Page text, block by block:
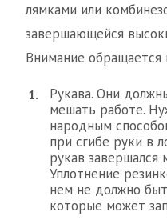
лямками или
завершающейся
Внимание
Рукава. Они
мешать работе.
народным
при сгибе руки в
рукав завершался
Уплотнение
нем не должно
которые может